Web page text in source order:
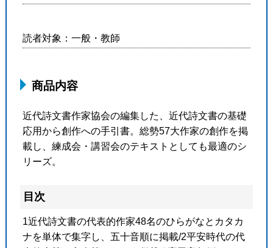
読者対象：一般・教師
商品内容
近代詩文書作家協会の編集した、近代詩文書の基礎
応用から創作への手引書。総勢57大作家の創作を掲
載し、練成会・講習会のテキストとしても最適のシ
リーズ。
目次
1近代詩文書の代表的作家48名のひらがなとカタカ
ナを単体で集字し、五十音順に掲載/2平安時代の代